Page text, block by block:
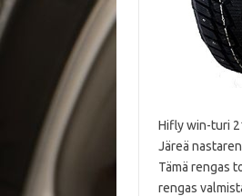
Hifly win-turi
Järeä
Tämä rengas
rengas